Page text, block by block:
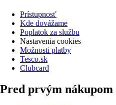
Prístupnosť
Kde dovážame
Poplatok za službu
Nastavenia cookies
Možnosti platby
Tesco.sk
Clubcard
Pred prvým nákupom